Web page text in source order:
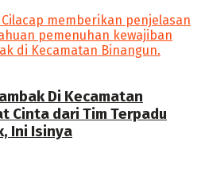
Di Kecamatan
Cinta dari Tim Terpadu
Ini Isinya